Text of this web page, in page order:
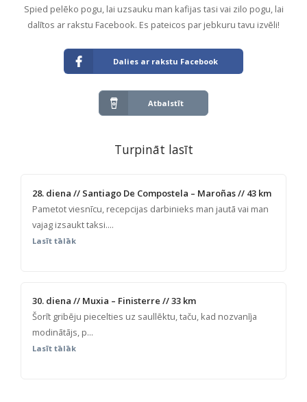
Spied pelēko pogu, lai uzsauku man kafijas tasi vai zilo pogu, lai
dalītos ar rakstu Facebook. Es pateicos par jebkuru tavu izvēli!
Dalies ar rakstu Facebook
Atbalstīt
Turpināt lasīt
28. diena // Santiago De Compostela – Maroñas // 43 km
Pametot viesnīcu, recepcijas darbinieks man jautā vai man
vajag izsaukt taksi....
Lasīt tālāk
30. diena // Muxia – Finisterre // 33 km
Šorīt gribēju piecelties uz saullēktu, taču, kad nozvanīja
modinātājs, p...
Lasīt tālāk